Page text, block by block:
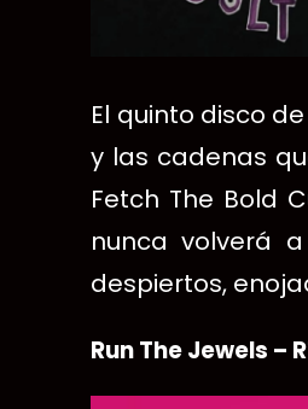
El quinto disco
y las cadenas
Fetch The Bold
nunca volverá
despiertos,
Run The Jewels –